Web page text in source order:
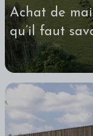
Achat de
qu’il faut